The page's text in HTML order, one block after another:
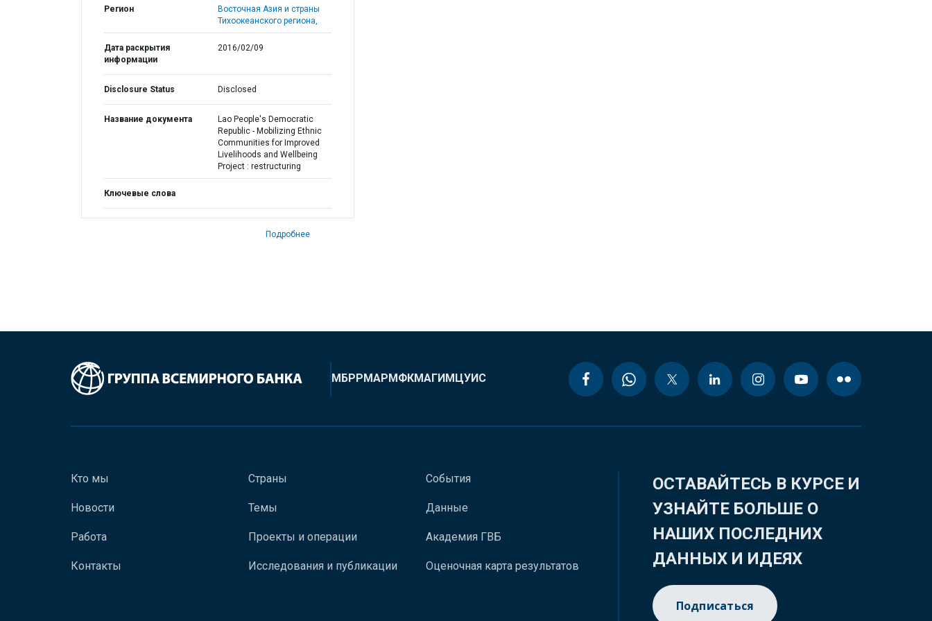
Регион
Восточная Азия и страны
Тихоокеанского региона,
Дата раскрытия
информации
2016/02/09
Disclosure Status Disclosed
Название документа
Lao People's Democratic
Republic - Mobilizing Ethnic
Communities for Improved
Livelihoods and Wellbeing
Project : restructuring
Ключевые слова
Подробнее
МБРРМАРМФКМАГИМЦУИС
Кто мы
Новости
Работа
Контакты
Страны
Темы
Проекты и операции
Исследования и публикации
События
Данные
Академия ГВБ
Оценочная карта результатов
ОСТАВАЙТЕСЬ В КУРСЕ И
УЗНАЙТЕ БОЛЬШЕ О
НАШИХ ПОСЛЕДНИХ
ДАННЫХ И ИДЕЯХ
Подписаться